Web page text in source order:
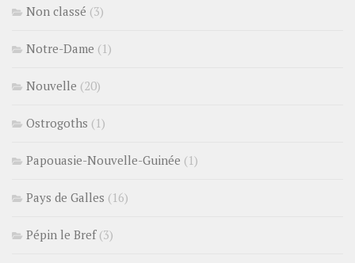
Non classé (3)
Notre-Dame (1)
Nouvelle (20)
Ostrogoths (1)
Papouasie-Nouvelle-Guinée (1)
Pays de Galles (16)
Pépin le Bref(3)